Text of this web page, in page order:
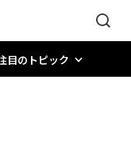
目のトピック